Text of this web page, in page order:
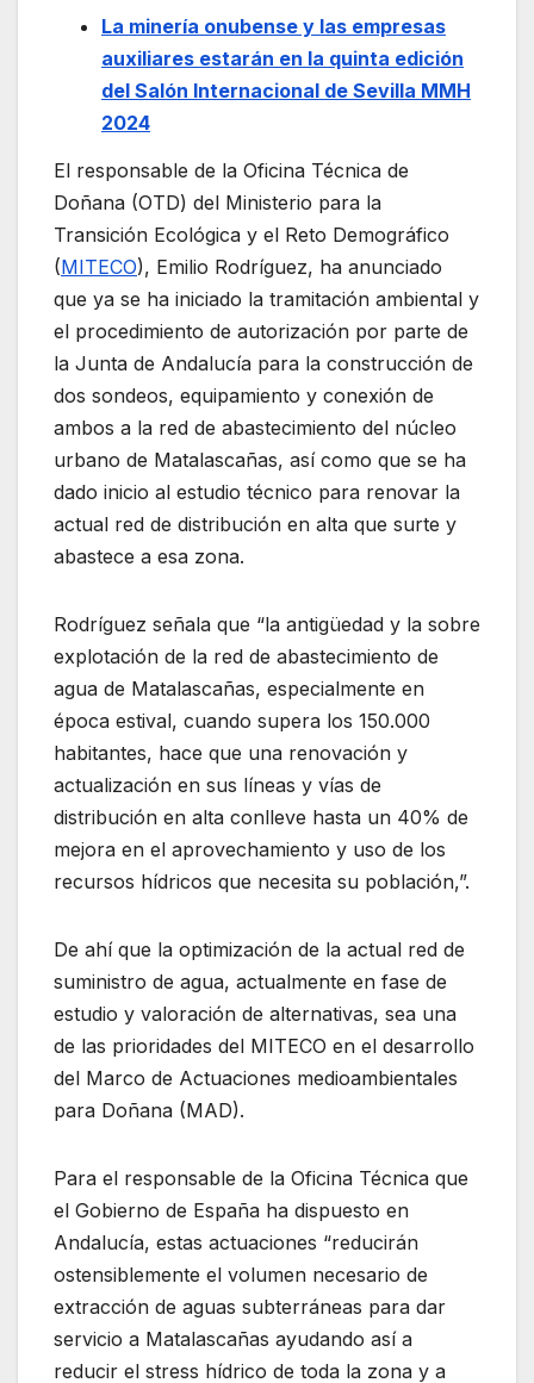
La minería onubense y las empresas
auxiliares estarán en la quinta edición
del Salón Internacional de Sevilla MMH
2024
El responsable de la Oficina Técnica de
Doñana (OTD) del Ministerio para la
Transición Ecológica y el Reto Demográfico
(MITECO), Emilio Rodríguez, ha anunciado
que ya se ha iniciado la tramitación ambiental y
el procedimiento de autorización por parte de
la Junta de Andalucía para la construcción de
dos sondeos, equipamiento y conexión de
ambos a la red de abastecimiento del núcleo
urbano de Matalascañas, así como que se ha
dado inicio al estudio técnico para renovar la
actual red de distribución en alta que surte y
abastece a esa zona.
Rodríguez señala que “la antigüedad y la sobre
explotación de la red de abastecimiento de
agua de Matalascañas, especialmente en
época estival, cuando supera los 150.000
habitantes, hace que una renovación y
actualización en sus líneas y vías de
distribución en alta conlleve hasta un 40% de
mejora en el aprovechamiento y uso de los
recursos hídricos que necesita su población,”.
De ahí que la optimización de la actual red de
suministro de agua, actualmente en fase de
estudio y valoración de alternativas, sea una
de las prioridades del MITECO en el desarrollo
del Marco de Actuaciones medioambientales
para Doñana (MAD).
Para el responsable de la Oficina Técnica que
el Gobierno de España ha dispuesto en
Andalucía, estas actuaciones “reducirán
ostensiblemente el volumen necesario de
extracción de aguas subterráneas para dar
servicio a Matalascañas ayudando así a
reducir el stress hídrico de toda la zona y a